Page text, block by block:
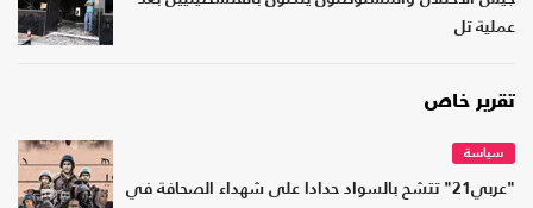
عملية تل
تقرير خاص
سياسة
"عربي21" تتشح بالسواد حدادا على شهداء الصحافة في